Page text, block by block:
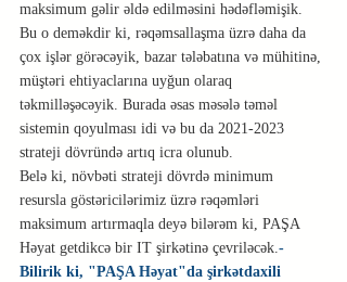
maksimum gəlir əldə edilməsini hədəfləmişik.
Bu o deməkdir ki, rəqəmsallaşma üzrə daha da
çox işlər görəcəyik, bazar tələbatına və mühitinə,
müştəri ehtiyaclarına uyğun olaraq
təkmilləşəcəyik. Burada əsas məsələ təməl
sistemin qoyulması idi və bu da 2021-2023
strateji dövründə artıq icra olunub.
Belə ki, növbəti strateji dövrdə minimum
resursla göstəricilərimiz üzrə rəqəmləri
maksimum artırmaqla deyə bilərəm ki, PAŞA
Həyat getdikcə bir IT şirkətinə çevriləcək.-
Bilirik ki, "PAŞA Həyat"da şirkətdaxili